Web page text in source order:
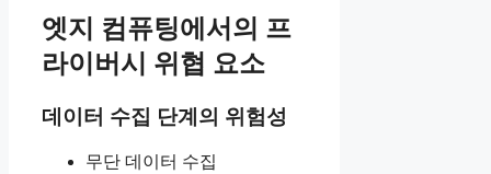
엣지 컴퓨팅에서의 프
라이버시 위협 요소
데이터 수집 단계의 위험성
무단 데이터 수집